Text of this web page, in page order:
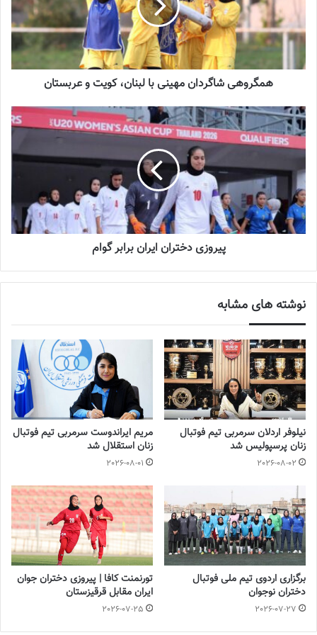
که باید به مصاف تیم‌های استرالیا، کره‌جنوبی و فیلیپین برود. استرالیا در
رده پانزدهم، کره‌جنوبی در رده بیست‌و‌یکم و فیلیپین هم در رده سی‌و‌نهم
قرار دارند.
نوشته های مشابه
چالش هاى ليست جدید تيم ملى فوتبال
زنان
2023-06-14
تازه‌ترین خبرها از درمان ۲ ملی‌پوش فوتبال
زنان
2023-12-24
دعوت آزمون از 30 بازیکن به اردوی تیم ملی
آینده درخشانی در انتظار فوتبال بانوان است
2022-12-10
💻منبع:فوتبالز.فوتبالی 📸عکس:فاطمه شمس
همگروهی شاگردان مهینی با لبنان، کویت و عربستان
پیروزی دختران ایران برابر گوام
نوشته های مشابه
نیلوفر اردلان سرمربی تیم فوتبال
زنان پرسپولیس شد
2026-08-02
مریم ایراندوست سرمربی تیم فوتبال
زنان استقلال شد
2026-08-01
برگزاری اردوی تیم ملی فوتبال
دختران نوجوان
2026-07-27
تورنمنت کافا | پیروزی دختران جوان
ایران مقابل قرقیزستان
2026-07-25